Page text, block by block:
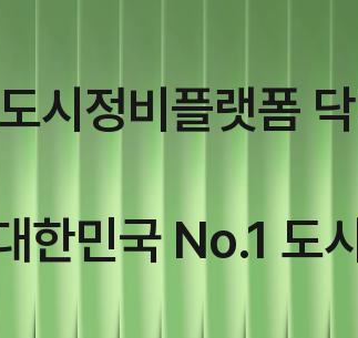
시정비플랫폼
한민국 No.1 도